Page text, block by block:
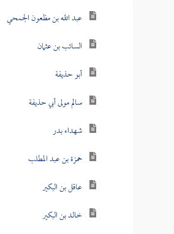
عبد الله بن مظعون الجمحي
السائب بن عثمان
أبو حذيفة
سالم مولى أبي حذيفة
شهداء بدر
حمزة بن عبد المطلب
عاقل بن البكير
خالد بن البكير